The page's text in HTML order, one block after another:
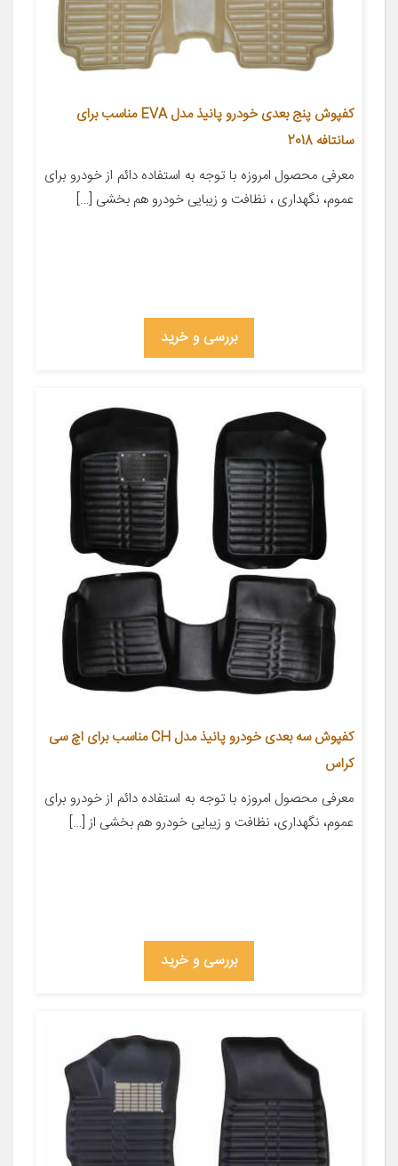
کفپوش پنج بعدی خودرو پانیذ مدل EVA مناسب برای
سانتافه 2018
معرفی محصول امروزه با توجه به استفاده دائم از خودرو برای
عموم، نگهداری ، نظافت و زیبایی خودرو هم بخشی […]
بررسی و خرید
کفپوش سه بعدی خودرو پانیذ مدل CH مناسب برای اچ سی
کراس
معرفی محصول امروزه با توجه به استفاده دائم از خودرو برای
عموم، نگهداری، نظافت و زیبایی خودرو هم بخشی از […]
بررسی و خرید